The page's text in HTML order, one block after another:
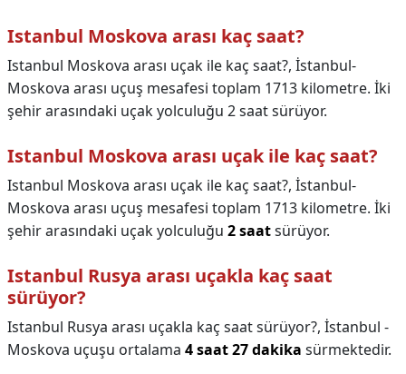
Istanbul Moskova arası kaç saat?
Istanbul Moskova arası uçak ile kaç saat?, İstanbul-
Moskova arası uçuş mesafesi toplam 1713 kilometre. İki
şehir arasındaki uçak yolculuğu 2 saat sürüyor.
Istanbul Moskova arası uçak ile kaç saat?
Istanbul Moskova arası uçak ile kaç saat?, İstanbul-
Moskova arası uçuş mesafesi toplam 1713 kilometre. İki
şehir arasındaki uçak yolculuğu 2 saatsürüyor.
Istanbul Rusya arası uçakla kaç saat
sürüyor?
Istanbul Rusya arası uçakla kaç saat sürüyor?, İstanbul -
Moskova uçuşu ortalama 4 saat 27 dakika sürmektedir.